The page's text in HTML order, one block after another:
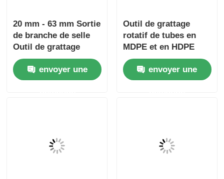
20 mm - 63 mm Sortie
de branche de selle
Outil de grattage
rotatif Outil de
électrofusion
envoyer une
Outil de grattage
rotatif de tubes en
MDPE et en HDPE
Outils de
électrofusion légers
envoyer une